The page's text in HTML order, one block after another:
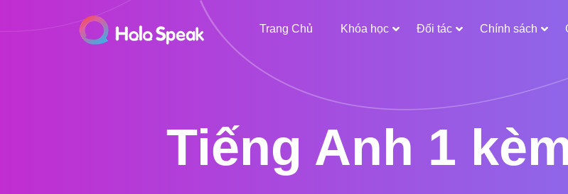
Trang Chủ Khóa học Đối tác Chính sách
Tiếng Anh 1